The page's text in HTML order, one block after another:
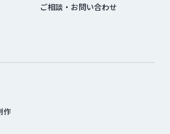
ご相談・お問い合わせ